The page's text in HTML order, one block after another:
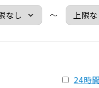
～
24時